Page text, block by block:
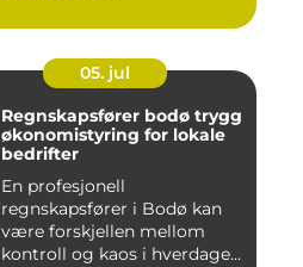
05. jul
Regnskapsfører bodø trygg
økonomistyring for lokale
bedrifter
En profesjonell
regnskapsfører i Bodø kan
være forskjellen mellom
kontroll og kaos i hverdagen.